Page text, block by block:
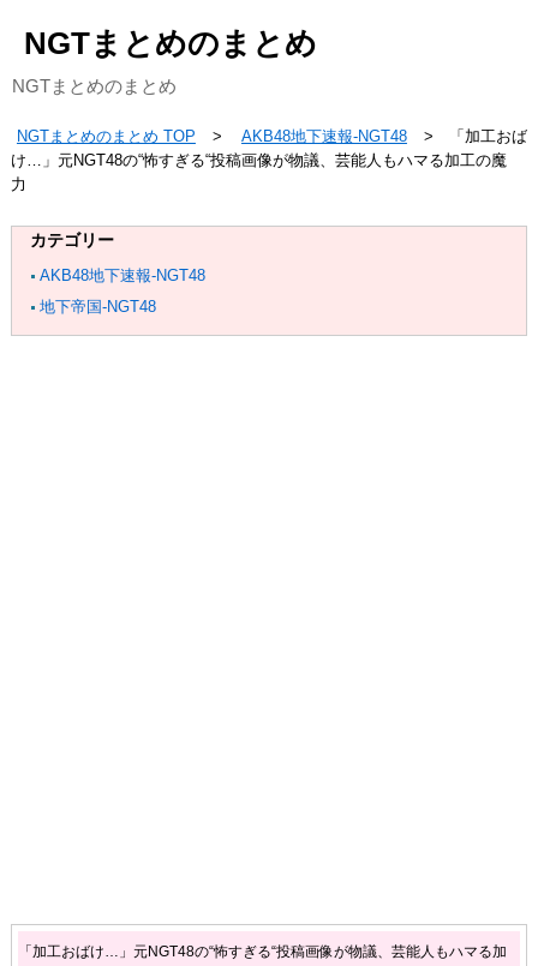
NGTまとめのまとめ
NGTまとめのまとめ
NGTまとめのまとめ TOP AKB48地下速報-NGT48
「加工おば
け…」元NGT48の“怖すぎる“投稿画像が物議、芸能人もハマる加工の魔
力
カテゴリー
AKB48地下速報-NGT48
地下帝国-NGT48
「加工おばけ…」元NGT48の“怖すぎる“投稿画像が物議、芸能人もハマる加